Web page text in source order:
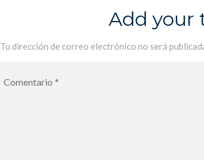
Add your
Tu dirección de correo electrónico no será